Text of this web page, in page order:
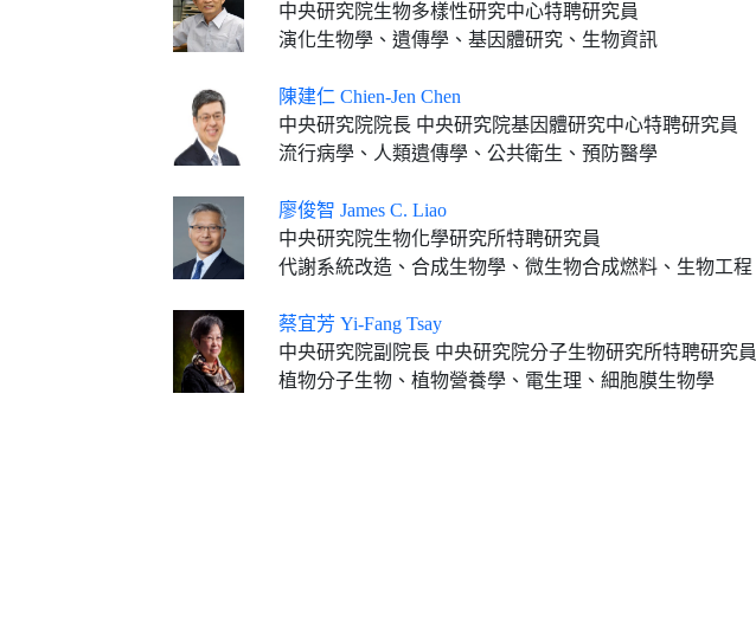
中央研究院生物多樣性研究中心特聘研究員
演化生物學、遺傳學、基因體研究、生物資訊
陳建仁 Chien-Jen Chen
中央研究院院長 中央研究院基因體研究中心特聘研究員
流行病學、人類遺傳學、公共衛生、預防醫學
廖俊智 James C. Liao
中央研究院生物化學研究所特聘研究員
代謝系統改造、合成生物學、微生物合成燃料、生物工程
蔡宜芳 Yi-Fang Tsay
中央研究院副院長 中央研究院分子生物研究所特聘研究員
植物分子生物、植物營養學、電生理、細胞膜生物學